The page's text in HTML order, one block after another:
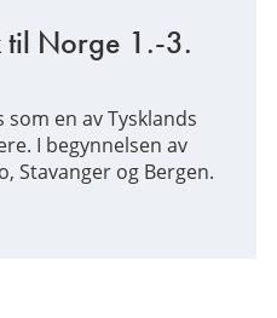
til Norge 1.-3.
som en av Tysklands
I begynnelsen av
Stavanger og Bergen.